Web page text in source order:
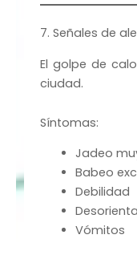
7. Señales de
El golpe de
ciudad.
Síntomas:
Jadeo
Babeo
Debilidad
Vómitos